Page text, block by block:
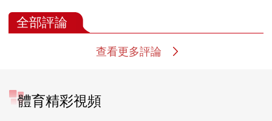
全部評論
查看更多評論
體育精彩視頻